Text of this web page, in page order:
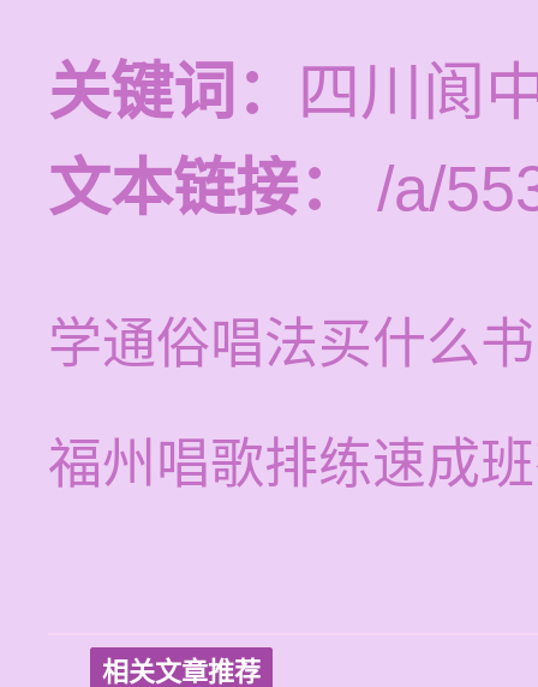
关键词：
四川阆
文本链接：
/a/
学通俗唱法买什么
福州唱歌排练速成
相关文章推荐